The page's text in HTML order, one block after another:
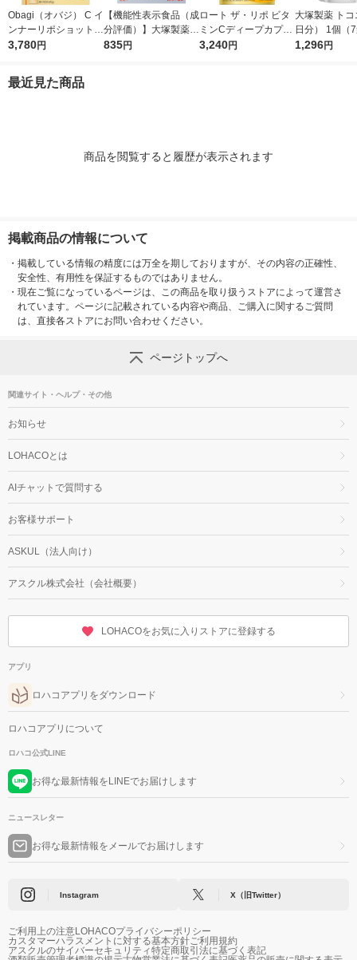
Obagi（オバジ） C イ
ンナーリポショット 7
0g×28本入 ロート製
3,780円
【機能性表示食品（成
分評価）】大塚製薬
アミノバリュー パウ
835円
ロート ザ・リポ ビタ
ミンCディープカプセ
ル 1個 ロート製薬
3,240円
大塚製薬 ト
日分） 1個（
サプリメント
1,296円
最近見た商品
商品を閲覧すると履歴が表示されます
掲載商品の情報について
・ 掲載している情報の精度には万全を期しておりますが、その内容の正確性、
安全性、有用性を保証するものではありません。
・ 現在ご覧になっているページは、この商品を取り扱うストアによって運営さ
れています。ページに記載されている内容や商品、ご購入に関するご質問
は、直接各ストアにお問い合わせください。
ページトップへ
関連サイト・ヘルプ・その他
お知らせ
LOHACOとは
AIチャットで質問する
お客様サポート
ASKUL（法人向け）
アスクル株式会社（会社概要）
LOHACOをお気に入りストアに登録する
アプリ
ロハコアプリをダウンロード
ロハコアプリについて
ロハコ公式LINE
お得な最新情報をLINEでお届けします
ニュースレター
お得な最新情報をメールでお届けします
Instagram X（旧Twitter）
ご利用上の注意LOHACOプライバシーポリシー
カスタマーハラスメントに対する基本方針ご利用規約
アスクルのサイバーセキュリティ特定商取引法に基づく表記